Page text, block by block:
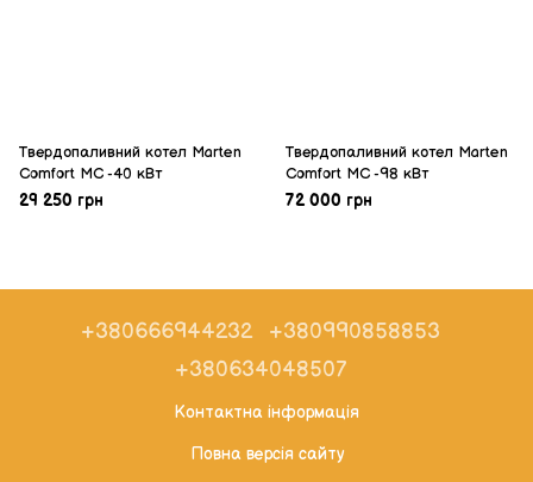
Твердопаливний котел Marten
Comfort MC -40 кВт
29 250 грн
Твердопаливний котел Marten
Comfort MC -98 кВт
72 000 грн
+380666944232
+380990858853
+380634048507
Контактна інформація
Повна версія сайту